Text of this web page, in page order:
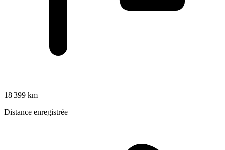
18 399 km
Distance enregistrée